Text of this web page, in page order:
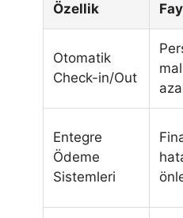
Özellik
Otomatik
Check-in/Out
Entegre
Ödeme
Sistemleri